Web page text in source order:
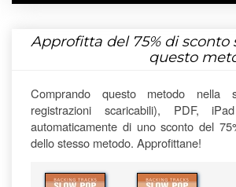
Approfitta del 75%di sconto
questo
Comprando questo metodo nella
registrazioni scaricabili), PDF,
automaticamente di uno sconto del
dello stesso metodo. Approfittane!